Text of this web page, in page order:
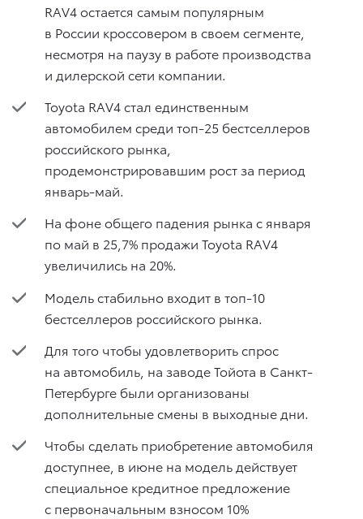
RAV4 остается самым популярным
в России кроссовером в своем сегменте,
несмотря на паузу в работе производства
и дилерской сети компании.
Toyota RAV4 стал единственным
автомобилем среди топ-25 бестселлеров
российского рынка,
продемонстрировавшим рост за период
январь-май.
На фоне общего падения рынка с января
по май в 25,7% продажи Toyota RAV4
увеличились на 20%.
Модель стабильно входит в топ-10
бестселлеров российского рынка.
Для того чтобы удовлетворить спрос
на автомобиль, на заводе Тойота в Санкт-
Петербурге были организованы
дополнительные смены в выходные дни.
Чтобы сделать приобретение автомобиля
доступнее, в июне на модель действует
специальное кредитное предложение
с первоначальным взносом 10%